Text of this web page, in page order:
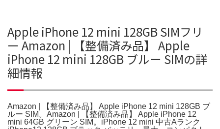
Apple iPhone 12 mini 128GB SIMフリ
ー Amazon | 【整備済み品】 Apple
iPhone 12 mini 128GB ブルー SIMの詳
細情報
Amazon | 【整備済み品】 Apple iPhone 12 mini 128GB ブ
ルー SIM。Amazon | 【整備済み品】 Apple iPhone 12
mini 64GB グリーン SIM。iPhone 12 mini 中古Aランク